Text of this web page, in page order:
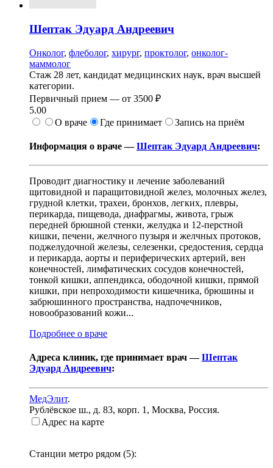
Шептак Эдуард Андреевич
Онколог, флеболог, хирург, проктолог, онколог-
маммолог
Стаж 28 лет, кандидат медицинских наук, врач высшей
категории.
Первичный прием — от 3500 ₽
5.00
О враче
Где принимает Запись на приём
Информация о враче —Шептак Эдуард Андреевич:
Проводит диагностику и лечение заболеваний
щитовидной и паращитовидной желез, молочных желез,
грудной клетки, трахеи, бронхов, легких, плевры,
перикарда, пищевода, диафрагмы, живота, грыж
передней брюшной стенки, желудка и 12-перстной
кишки, печени, желчного пузыря и желчных протоков,
поджелудочной железы, селезенки, средостения, сердца
и перикарда, аорты и периферических артерий, вен
конечностей, лимфатических сосудов конечностей,
тонкой кишки, аппендикса, ободочной кишки, прямой
кишки, при непроходимости кишечника, брюшины и
забрюшинного пространства, надпочечников,
новообразований кожи...
Подробнее о враче
Адреса клиник, где принимает врач —Шептак
Эдуард Андреевич:
МедЭлит.
Рублёвское ш., д. 83, корп. 1 , Москва, Россия.
Адрес на карте
Станции метро рядом (5):